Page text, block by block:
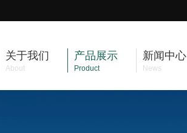
关于我们
About
产品展示
Product
新闻中心
News